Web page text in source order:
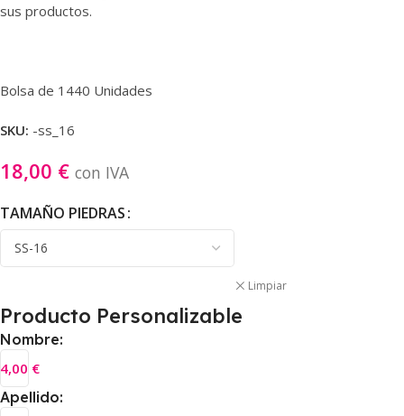
sus productos.
Bolsa de 1440 Unidades
SKU: -ss_16
18,00 € con IVA
TAMAÑO PIEDRAS
Limpiar
Producto Personalizable
Nombre:
4,00 €
Apellido: